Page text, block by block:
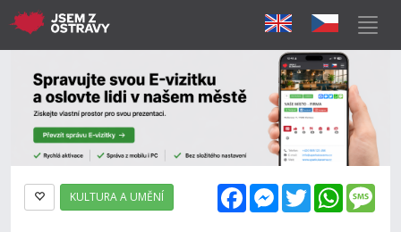
FacebookMessenger
Twitter
KULTURA A UMĚNÍ